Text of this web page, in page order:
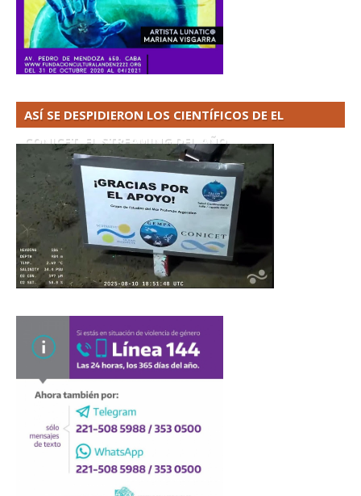
ASÍ SE DESPIDIERON LOS CIENTÍFICOS DE EL
CONICET. EL STREAMING DEL AÑO